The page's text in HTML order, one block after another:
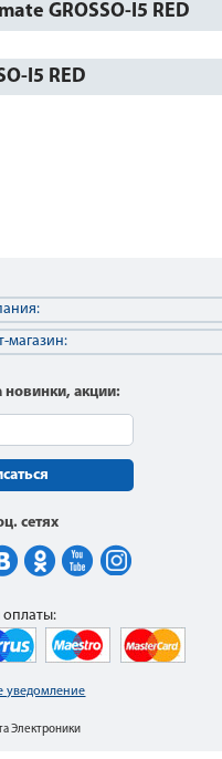
GROSSO-I5 RED
I5 RED
магазин:
новинки, акции:
сетях
уведомление
Электроники